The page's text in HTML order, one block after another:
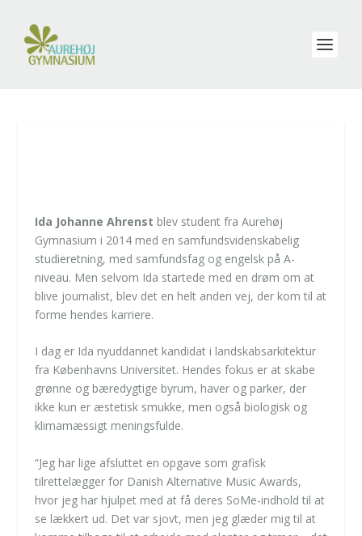
Ida Johanne Ahrenst blev student fra Aurehøj
Gymnasium i 2014 med en samfundsvidenskabelig
studieretning, med samfundsfag og engelsk på A-
niveau. Men selvom Ida startede med en drøm om at
blive journalist, blev det en helt anden vej, der kom til at
forme hendes karriere.
I dag er Ida nyuddannet kandidat i landskabsarkitektur
fra Københavns Universitet. Hendes fokus er at skabe
grønne og bæredygtige byrum, haver og parker, der
ikke kun er æstetisk smukke, men også biologisk og
klimamæssigt meningsfulde.
“Jeg har lige afsluttet en opgave som grafisk
tilrettelægger for Danish Alternative Music Awards,
hvor jeg har hjulpet med at få deres SoMe-indhold til at
se lækkert ud. Det var sjovt, men jeg glæder mig til at